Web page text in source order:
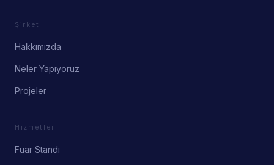
Şirket
Hakkımızda
Neler Yapıyoruz
Projeler
Hizmetler
Fuar Standı